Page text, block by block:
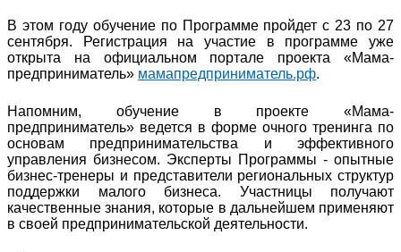
В этом году обучение по Программе пройдет с 23 по 27
сентября. Регистрация на участие в программе уже
открыта на официальном портале проекта «Мама-
предприниматель» мамапредприниматель.рф.
Напомним, обучение в проекте «Мама-
предприниматель» ведется в форме очного тренинга по
основам предпринимательства и эффективного
управления бизнесом. Эксперты Программы - опытные
бизнес-тренеры и представители региональных структур
поддержки малого бизнеса. Участницы получают
качественные знания, которые в дальнейшем применяют
в своей предпринимательской деятельности.